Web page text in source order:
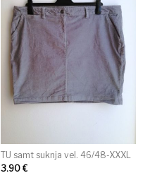
TU samt suknja vel. 46/48-XXXL
3.90 €